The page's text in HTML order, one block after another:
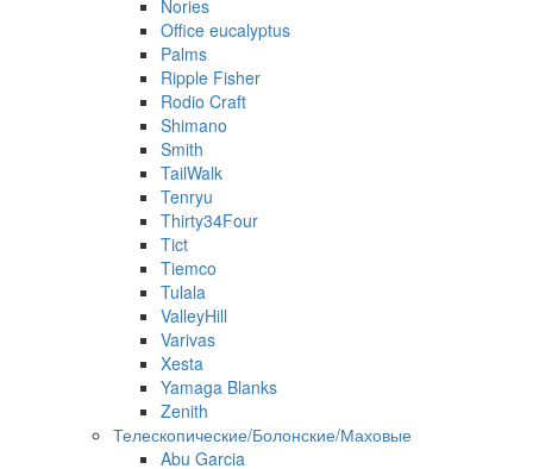
Nories
Office eucalyptus
Palms
Ripple Fisher
Rodio Craft
Shimano
Smith
TailWalk
Tenryu
Thirty34Four
Tict
Tiemco
Tulala
ValleyHill
Varivas
Xesta
Yamaga Blanks
Zenith
Телескопические/Болонские/Маховые
Abu Garcia